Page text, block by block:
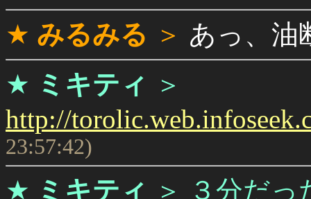
★ みるみる ＞ あっ、油
★ ミキティ
＞
http://
23:57:42)
★ ミキティ ＞
３分だ